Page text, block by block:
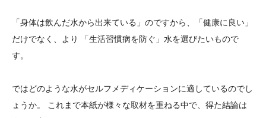
「身体は飲んだ水から出来ている」のですから、「健康に良い」
だけでなく、より 「生活習慣病を防ぐ」水を選びたいもので
す。
ではどのような水がセルフメディケーションに適しているのでし
ょうか。 これまで本紙が様々な取材を重ねる中で、得た結論は